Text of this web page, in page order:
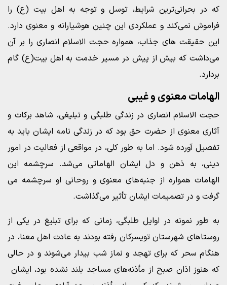
که در بحرانی‌ترین شرایط، توسل و توجه به اهل بیت (ع) را
فراموش نمی‌کند و عملکردی این چنین هوشیارانه و معنوی دارد.
این حقیقت های جذاب، همواره حجت الاسلام انصاری را بر آن
می‌داشت که بیش از پیش در مسیر خدمت به اهل بیت(ع) گام
بردارد.
الهامات معنوی و غیبی
حجت الاسلام انصاری در زندگی طلبگی و تبلیغی، شاهد برکات و
آثاری معنوی از حضرت حق بود که در زندگی نامه ایشان باید به
تفصیل آورده شود. اما به طور کلی، در مواقعی از فعالیت در امور
دینی، به ذهن و دل ایشان الهاماتی می‌شد. سرچشمه این
الهامات همواره از جنبه‌های معنوی و روحانی او سرچشمه می
گرفت و در تصمیمات ایشان تأثیر می‌گذاشت.
به طور نمونه در اوایل طلبگی، زمانی که برای تبلیغ در یکی از
روستاهای شهرستان تویسرکان رفته بودند به عادت اهل معنا، در
هنگام سحر که برای تهجد و نماز شب بیدار می‌شوند و در حالی
که هنوز اذان صبح از مأذنه‌های مساجد بلند نشده بود، ایشان